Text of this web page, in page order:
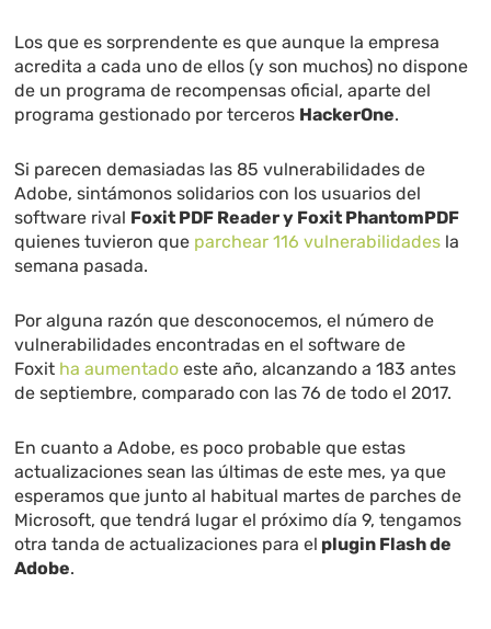
Los que es sorprendente es que aunque la empresa
acredita a cada uno de ellos (y son muchos) no dispone
de un programa de recompensas oficial, aparte del
programa gestionado por terceros HackerOne.
Si parecen demasiadas las 85 vulnerabilidades de
Adobe, sintámonos solidarios con los usuarios del
software rival Foxit PDF Reader y Foxit PhantomPDF
quienes tuvieron que parchear 116 vulnerabilidades la
semana pasada.
Por alguna razón que desconocemos, el número de
vulnerabilidades encontradas en el software de
Foxit ha aumentado este año, alcanzando a 183 antes
de septiembre, comparado con las 76 de todo el 2017.
En cuanto a Adobe, es poco probable que estas
actualizaciones sean las últimas de este mes, ya que
esperamos que junto al habitual martes de parches de
Microsoft, que tendrá lugar el próximo día 9, tengamos
otra tanda de actualizaciones para el plugin Flash de
Adobe.